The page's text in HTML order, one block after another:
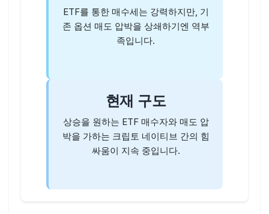
ETF를 통한 매수세는 강력하지만, 기
존 옵션 매도 압박을 상쇄하기엔 역부
족입니다.
현재 구도
상승을 원하는 ETF 매수자와 매도 압
박을 가하는 크립토 네이티브 간의 힘
싸움이 지속 중입니다.